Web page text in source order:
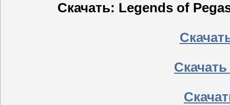
Скачать: Legends of